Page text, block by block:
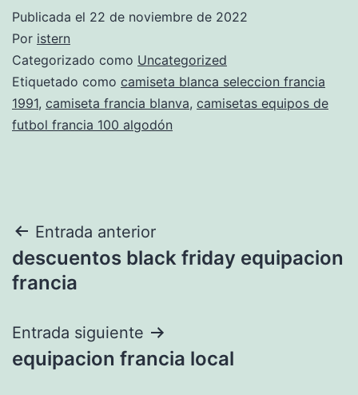
Publicada el 22 de noviembre de 2022
Por istern
Categorizado como Uncategorized
Etiquetado como camiseta blanca seleccion francia
1991, camiseta francia blanva, camisetas equipos de
futbol francia 100 algodón
Navegación
de
Entrada anterior
descuentos black friday equipacion
francia
Entrada siguiente
equipacion francia local